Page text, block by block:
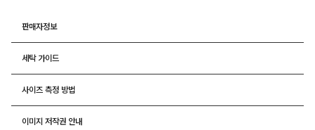
판매자정보
세탁 가이드
사이즈 측정 방법
이미지 저작권 안내